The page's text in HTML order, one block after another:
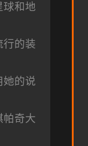
球和地
行的装
她的说
帕奇大